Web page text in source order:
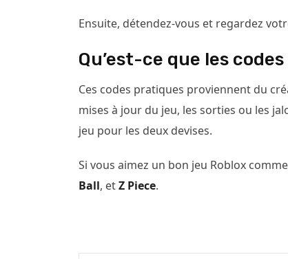
Ensuite, détendez-vous et regardez
Qu’est-ce que les
Ces codes pratiques proviennent du
mises à jour du jeu, les sorties ou les
jeu pour les deux devises.
Si vous aimez un bon jeu Roblox
Ball, etZ Piece.